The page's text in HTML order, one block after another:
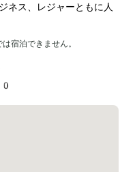
ネス、レジャーともに人
宿泊できません。